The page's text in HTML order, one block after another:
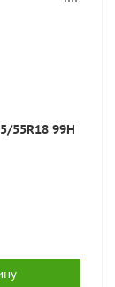
55R18 99H